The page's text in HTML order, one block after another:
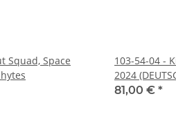
Squad, Space
103-54-04 -
2024
81,00 € *